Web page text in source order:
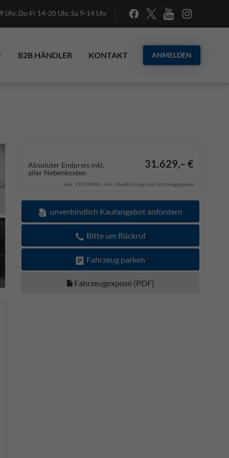
Uhr, Do-Fr 14-20 Uhr, Sa 9-14 Uhr
B2B HÄNDLER KONTAKT ANMELDEN
Absoluter Endpreis inkl.
aller Nebenkosten
31.629,– €
inkl. 19% MWSt., inkl. Überführung und Fahrzeugpapiere
unverbindlich Kaufangebot anfordern
Bitte um Rückruf
Fahrzeug parken
Fahrzeugexposé (PDF)